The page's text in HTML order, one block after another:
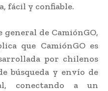
fácil y confiable.
de CamiónGO,
que CamiónGO es
por chilenos
búsqueda y envío de
conectando a un